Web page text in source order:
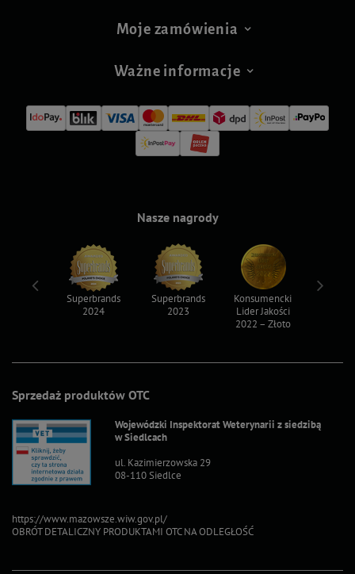
Moje zamówienia
Ważne informacje
Sprzedaż produktów OTC
Wojewódzki Inspektorat Weterynarii z siedzibą
w Siedlcach
ul. Kazimierzowska 29
08-110 Siedlce
https://www.mazowsze.wiw.gov.pl/
OBRÓT DETALICZNY PRODUKTAMI OTC NA ODLEGŁOŚĆ
Nasze nagrody
Superbrands
2024
Superbrands
2023
Konsumencki
Lider Jakości
2022 – Złoto